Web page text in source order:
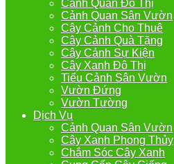
Cảnh Quan Đô Thị
Cảnh Quan Sân Vườn
Cây Cảnh Cho Thuê
Cây Cảnh Quà Tặng
Cây Cảnh Sự Kiện
Cây Xanh Đô Thị
Tiểu Cảnh Sân Vườn
Vườn Đứng
Vườn Tường
Dịch Vụ
Cảnh Quan Sân Vườn
Cây Xanh Phong Thủy
Chắm Sóc Cây Xanh